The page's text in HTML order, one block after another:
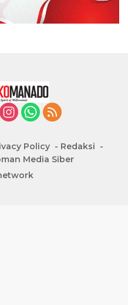
Policy
Redaksi
Media Siber